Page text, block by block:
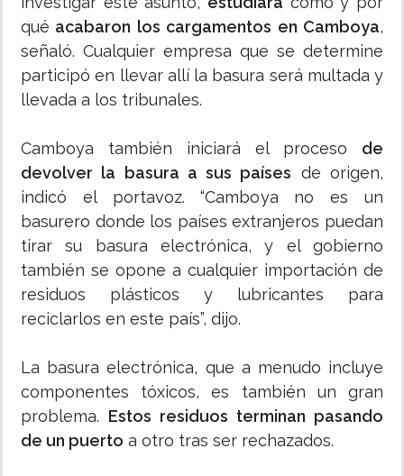
qué acabaron los cargamentos en Camboya,
señaló. Cualquier empresa que se determine
participó en llevar allí la basura será multada y
llevada a los tribunales.
Camboya también iniciará el proceso de
devolver la basura a sus países de origen,
indicó el portavoz. “Camboya no es un
basurero donde los países extranjeros puedan
tirar su basura electrónica, y el gobierno
también se opone a cualquier importación de
residuos plásticos y lubricantes para
reciclarlos en este país”, dijo.
La basura electrónica, que a menudo incluye
componentes tóxicos, es también un gran
problema. Estos residuos terminan pasando
de un puerto a otro tras ser rechazados.